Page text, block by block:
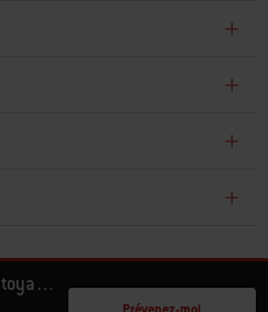
Ensemble de système de nettoyage One-Touch